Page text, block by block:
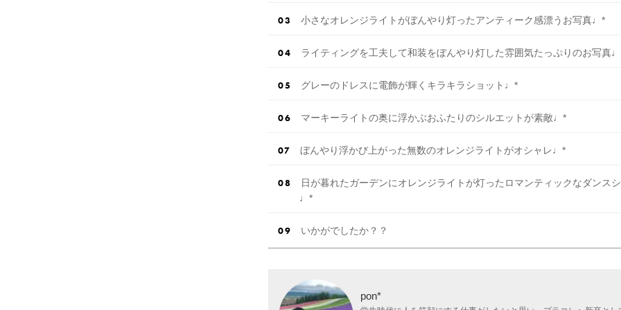
小さなオレンジライトがぼんやり灯ったアンティーク感漂うお写真♩*
ライティングを工夫して和装をぼんやり灯した雰囲気たっぷりのお写真
グレーのドレスに電飾が輝くキラキラショット♩*
マーキーライトの奥に浮かぶおふたりのシルエットが素敵♩*
ぼんやり浮かび上がった無数のオレンジライトがオシャレ♩*
日が暮れたガーデンにオレンジライトが灯ったロマンティックなダンス
♩*
いかがでしたか？？
pon*